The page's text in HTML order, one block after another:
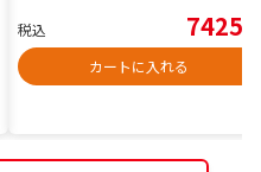
税込 7425
カートに入れる